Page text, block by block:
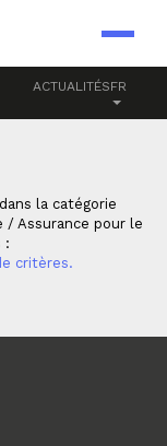
ACTUALITÉSFR
la catégorie
/ Assurance pour le
:
critères.